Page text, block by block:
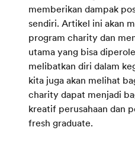
memberikan dampak
sendiri. Artikel ini akan
program charity dan
utama yang bisa
melibatkan diri dalam
kita juga akan melihat
charity dapat menjadi
kreatif perusahaan dan
fresh graduate.